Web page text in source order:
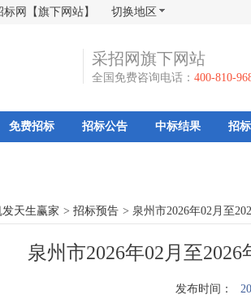
网【旗下网站】 切换地区
采招网旗下网站
全国免费咨询电话： 400-810-
免费招标 招标公告 中标结果 招
发天生赢家 > 招标预告 > 泉州市2026年02月至
泉州市2026年02月至
发布时间：